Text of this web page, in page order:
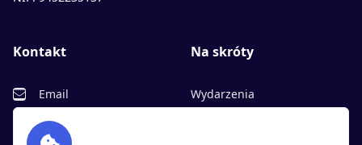
Kontakt
Email
Facebook
Na skróty
Wydarzenia